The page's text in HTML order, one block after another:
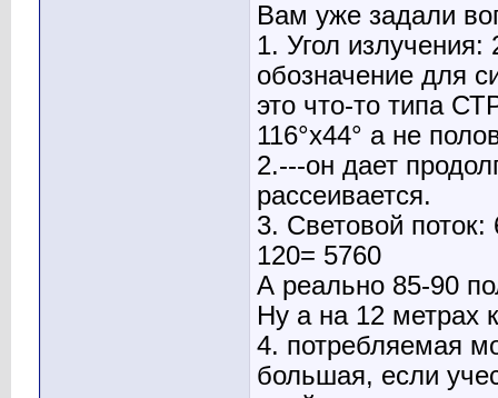
Вам уже задали
1. Угол излучения:
обозначение для
это что-то типа
116°х44° а не
2.---он дает
рассеивается.
3. Световой
120= 5760
А реально 85-90
Ну а на 12 метрах
4. потребляемая
большая, если